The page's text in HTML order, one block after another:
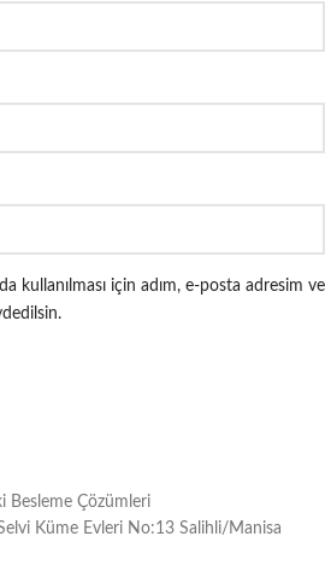
kullanılması için adım, e-posta adresim ve
Besleme Çözümleri
Küme Evleri No:13 Salihli/Manisa